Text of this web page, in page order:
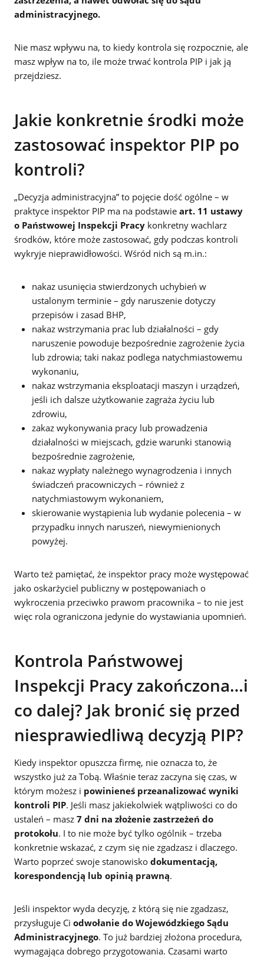
administracyjnego.
Nie masz wpływu na, to kiedy kontrola się rozpocznie, ale
masz wpływ na to, ile może trwać kontrola PIP i jak ją
przejdziesz.
Jakie konkretnie środki może
zastosować inspektor PIP po
kontroli?
„Decyzja administracyjna” to pojęcie dość ogólne – w
praktyce inspektor PIP ma na podstawie art. 11 ustawy
o Państwowej Inspekcji Pracy konkretny wachlarz
środków, które może zastosować, gdy podczas kontroli
wykryje nieprawidłowości. Wśród nich są m.in.:
nakaz usunięcia stwierdzonych uchybień w
ustalonym terminie – gdy naruszenie dotyczy
przepisów i zasad BHP,
nakaz wstrzymania prac lub działalności – gdy
naruszenie powoduje bezpośrednie zagrożenie życia
lub zdrowia; taki nakaz podlega natychmiastowemu
wykonaniu,
nakaz wstrzymania eksploatacji maszyn i urządzeń,
jeśli ich dalsze użytkowanie zagraża życiu lub
zdrowiu,
zakaz wykonywania pracy lub prowadzenia
działalności w miejscach, gdzie warunki stanowią
bezpośrednie zagrożenie,
nakaz wypłaty należnego wynagrodzenia i innych
świadczeń pracowniczych – również z
natychmiastowym wykonaniem,
skierowanie wystąpienia lub wydanie polecenia – w
przypadku innych naruszeń, niewymienionych
powyżej.
Warto też pamiętać, że inspektor pracy może występować
jako oskarżyciel publiczny w postępowaniach o
wykroczenia przeciwko prawom pracownika – to nie jest
więc rola ograniczona jedynie do wystawiania upomnień.
Kontrola Państwowej
Inspekcji Pracy zakończona…i
co dalej? Jak bronić się przed
niesprawiedliwą decyzją PIP?
Kiedy inspektor opuszcza firmę, nie oznacza to, że
wszystko już za Tobą. Właśnie teraz zaczyna się czas, w
którym możesz i powinieneś przeanalizować wyniki
kontroli PIP. Jeśli masz jakiekolwiek wątpliwości co do
ustaleń – masz 7 dni na złożenie zastrzeżeń do
protokołu. I to nie może być tylko ogólnik – trzeba
konkretnie wskazać, z czym się nie zgadzasz i dlaczego.
Warto poprzeć swoje stanowisko dokumentacją,
korespondencją lub opinią prawną.
Jeśli inspektor wyda decyzję, z którą się nie zgadzasz,
przysługuje Ci odwołanie do Wojewódzkiego Sądu
Administracyjnego. To już bardziej złożona procedura,
wymagająca dobrego przygotowania. Czasami warto